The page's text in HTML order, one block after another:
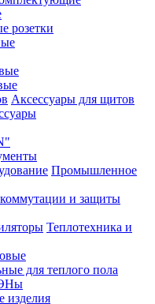
розетки
Аксессуары для щитов
Промышленное
и защиты
Теплотехника и
для теплого пола